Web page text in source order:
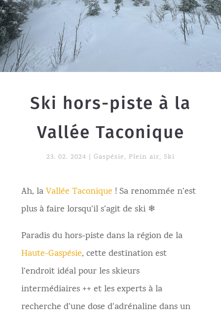
Ski hors-piste à la
Vallée Taconique
23. 02. 2024 Gaspésie, Plein air, Ski
Ah, laVallée Taconique ! Sa renommée n’est
plus à faire lorsqu’il s’agit de ski ❄
Paradis du hors-piste dans la région de la
Haute-Gaspésie, cette destination est
l’endroit idéal pour les skieurs
intermédiaires ++ et les experts à la
recherche d’une dose d’adrénaline dans un